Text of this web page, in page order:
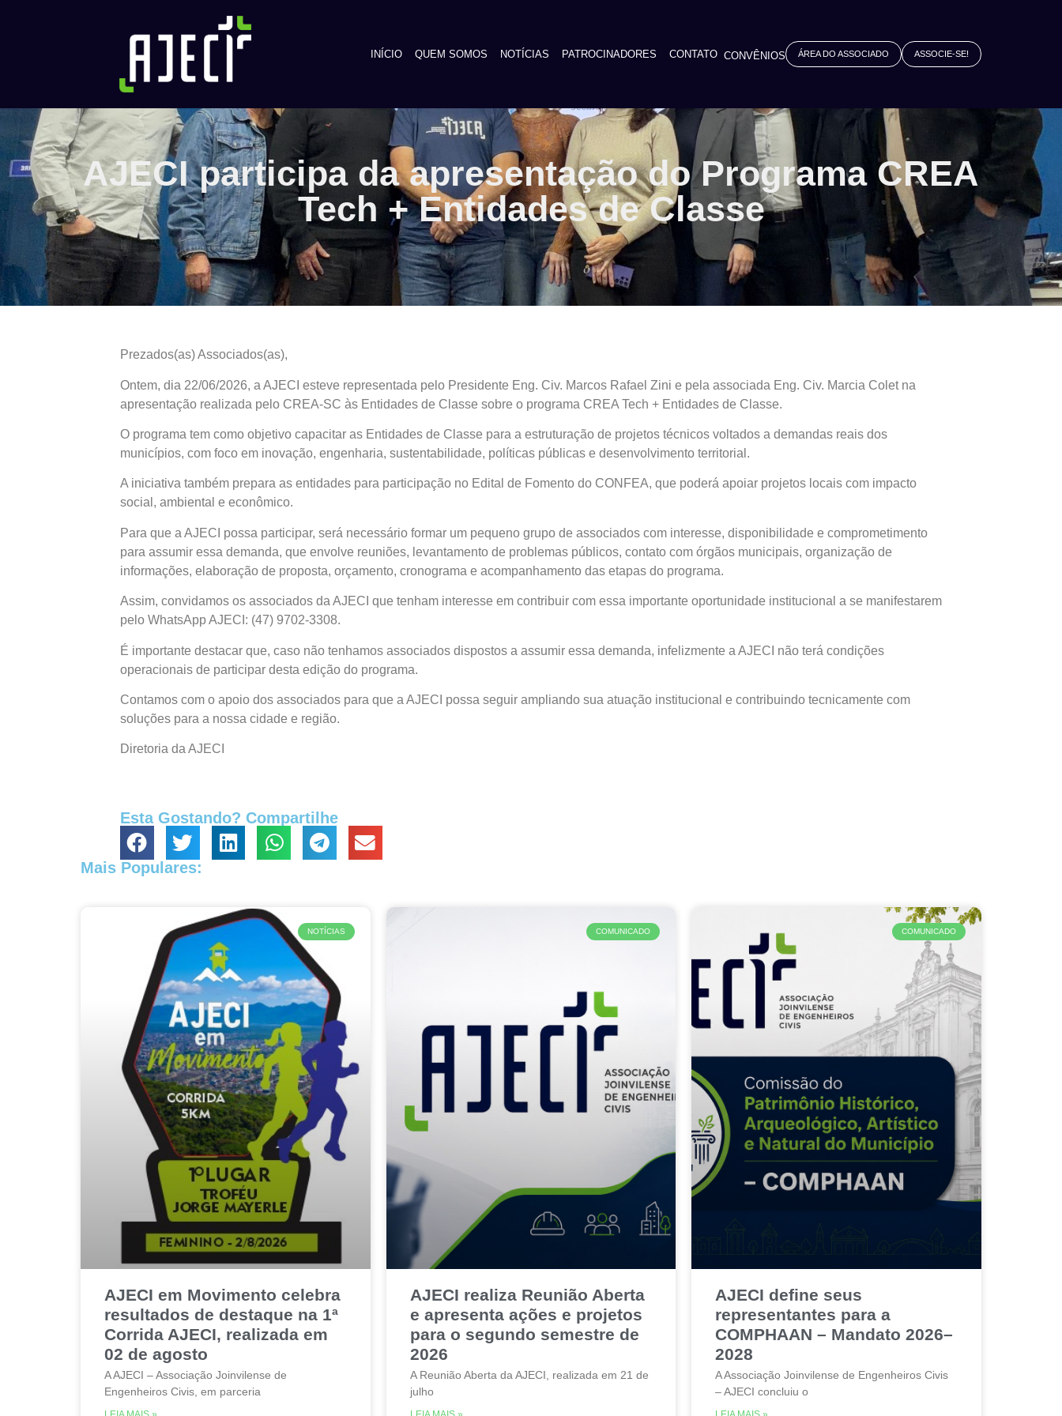
INÍCIO QUEM SOMOS NOTÍCIAS PATROCINADORES CONTATO CONVÊNIOS ÁREA DO ASSOCIADO ASSOCIE-SE!
AJECI participa da apresentação do Programa CREA
Tech + Entidades de Classe
Prezados(as) Associados(as),
Ontem, dia 22/06/2026, a AJECI esteve representada pelo Presidente Eng. Civ. Marcos Rafael Zini e pela associada Eng. Civ. Marcia Colet na
apresentação realizada pelo CREA-SC às Entidades de Classe sobre o programa CREA Tech + Entidades de Classe.
O programa tem como objetivo capacitar as Entidades de Classe para a estruturação de projetos técnicos voltados a demandas reais dos
municípios, com foco em inovação, engenharia, sustentabilidade, políticas públicas e desenvolvimento territorial.
A iniciativa também prepara as entidades para participação no Edital de Fomento do CONFEA, que poderá apoiar projetos locais com impacto
social, ambiental e econômico.
Para que a AJECI possa participar, será necessário formar um pequeno grupo de associados com interesse, disponibilidade e comprometimento
para assumir essa demanda, que envolve reuniões, levantamento de problemas públicos, contato com órgãos municipais, organização de
informações, elaboração de proposta, orçamento, cronograma e acompanhamento das etapas do programa.
Assim, convidamos os associados da AJECI que tenham interesse em contribuir com essa importante oportunidade institucional a se manifestarem
pelo WhatsApp AJECI: (47) 9702-3308.
É importante destacar que, caso não tenhamos associados dispostos a assumir essa demanda, infelizmente a AJECI não terá condições
operacionais de participar desta edição do programa.
Contamos com o apoio dos associados para que a AJECI possa seguir ampliando sua atuação institucional e contribuindo tecnicamente com
soluções para a nossa cidade e região.
Diretoria da AJECI
Esta Gostando? Compartilhe
Mais Populares:
NOTÍCIAS
AJECI em Movimento celebra
resultados de destaque na 1ª
Corrida AJECI, realizada em
02 de agosto
A AJECI – Associação Joinvilense de
Engenheiros Civis, em parceria
COMUNICADO
AJECI realiza Reunião Aberta
e apresenta ações e projetos
para o segundo semestre de
2026
A Reunião Aberta da AJECI, realizada em 21 de
julho
COMUNICADO
AJECI define seus
representantes para a
COMPHAAN – Mandato 2026–
2028
A Associação Joinvilense de Engenheiros Civis
– AJECI concluiu o